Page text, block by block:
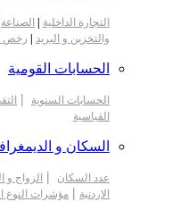
التجارة الداخلية الصناعة
والتخزين و البريد
رخص
الحسابات القومية
الحسابات السنوية |
القياسية
السكان و
عدد السكان | الزواج و
الاردنية | مؤشرات النوع